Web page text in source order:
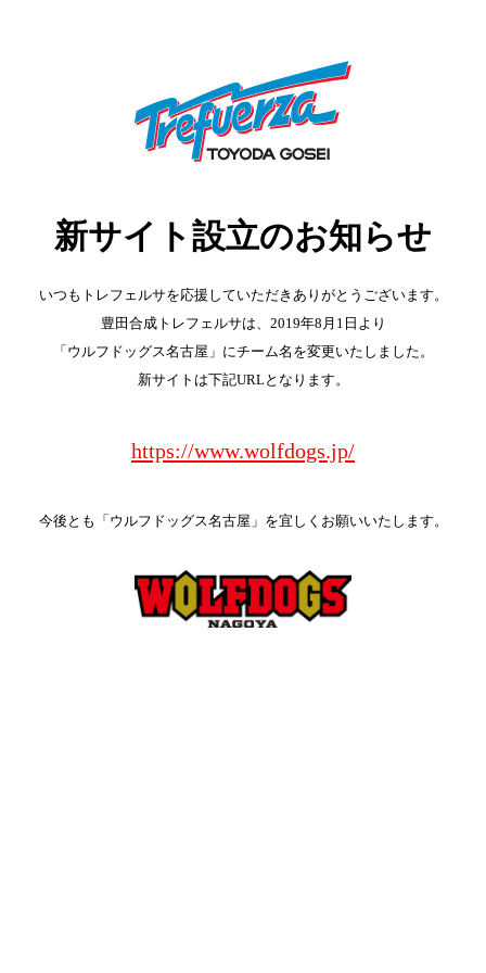
新サイト設立のお知らせ
いつもトレフェルサを応援していただきありがとうございます。
豊田合成トレフェルサは、2019年8月1日より
「ウルフドッグス名古屋」にチーム名を変更いたしました。
新サイトは下記URLとなります。
https://www.wolfdogs.jp/
今後とも「ウルフドッグス名古屋」を宜しくお願いいたします。